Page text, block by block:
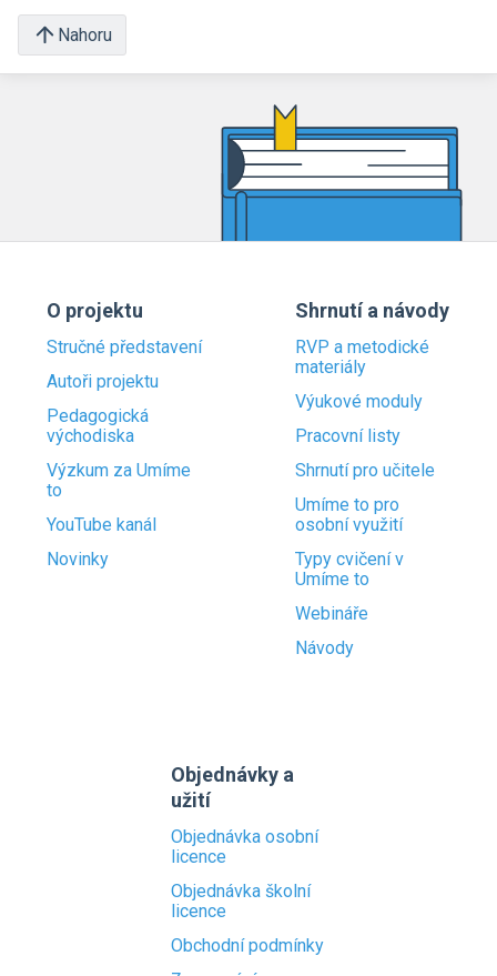
Nahoru
O projektu
Stručné představení
Autoři projektu
Pedagogická
východiska
Výzkum za Umíme
to
YouTube kanál
Novinky
Shrnutí a návody
RVP a metodické
materiály
Výukové moduly
Pracovní listy
Shrnutí pro učitele
Umíme to pro
osobní využití
Typy cvičení v
Umíme to
Webináře
Návody
Objednávky a
užití
Objednávka osobní
licence
Objednávka školní
licence
Obchodní podmínky